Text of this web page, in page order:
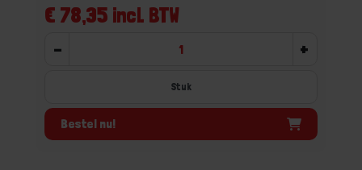
€ 78,35 incl. BTW
- +
Stuk
Bestel nu!